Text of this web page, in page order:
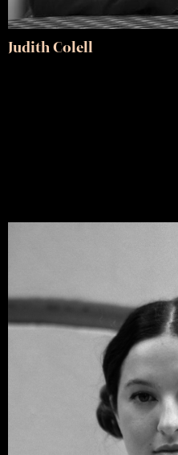
Judith Colell